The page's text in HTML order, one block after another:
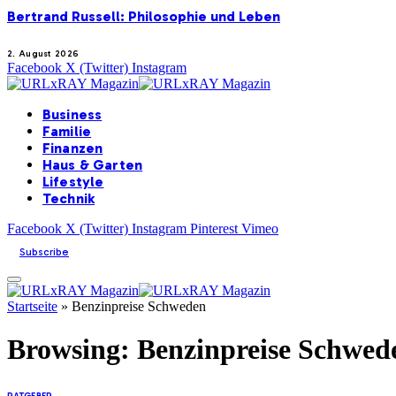
Bertrand Russell: Philosophie und Leben
2. August 2026
Facebook X (Twitter) Instagram
Business
Familie
Finanzen
Haus & Garten
Lifestyle
Technik
Facebook X (Twitter) Instagram Pinterest Vimeo
Subscribe
Startseite » Benzinpreise Schweden
Browsing: Benzinpreise